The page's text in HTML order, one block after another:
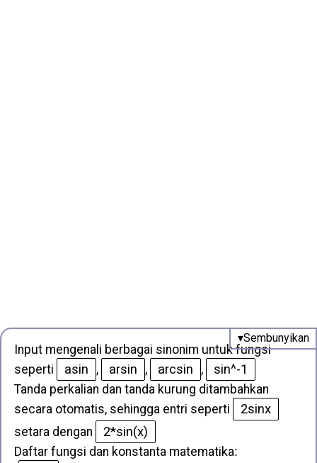
Input mengenali berbagai sinonim untuk fungsi
seperti
asin , arsin , arcsin , sin^-1
Tanda perkalian dan tanda kurung ditambahkan
secara otomatis, sehingga entri seperti
2sinx
setara dengan 2*sin(x)
Daftar fungsi dan konstanta matematika: